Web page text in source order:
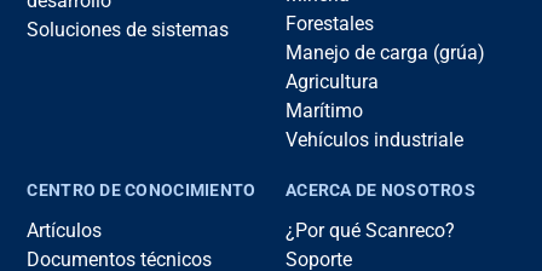
Soluciones de sistemas
Forestales
Manejo de carga (grúa)
Agricultura
Marítimo
Vehículos industriale
CENTRO DE CONOCIMIENTO
Artículos
Documentos técnicos
ACERCA DE NOSOTROS
¿Por qué Scanreco?
Soporte